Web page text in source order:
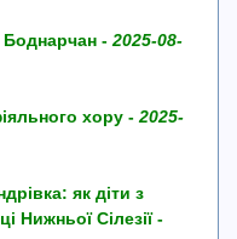
Боднарчан - 2025-08-
хору - 2025-
як діти з
Нижньої Сілезії -